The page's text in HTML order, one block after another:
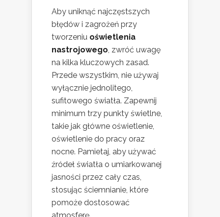
Aby uniknąć najczęstszych
błędów i zagrożeń przy
tworzeniu oświetlenia
nastrojowego, zwróć uwagę
na kilka kluczowych zasad.
Przede wszystkim, nie używaj
wyłącznie jednolitego,
sufitowego światła. Zapewnij
minimum trzy punkty świetlne,
takie jak główne oświetlenie,
oświetlenie do pracy oraz
nocne. Pamietaj, aby używać
źródeł światła o umiarkowanej
jasności przez cały czas,
stosując ściemnianie, które
pomoże dostosować